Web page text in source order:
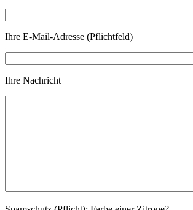
Ihre E-Mail-Adresse (Pflichtfeld)
Ihre Nachricht